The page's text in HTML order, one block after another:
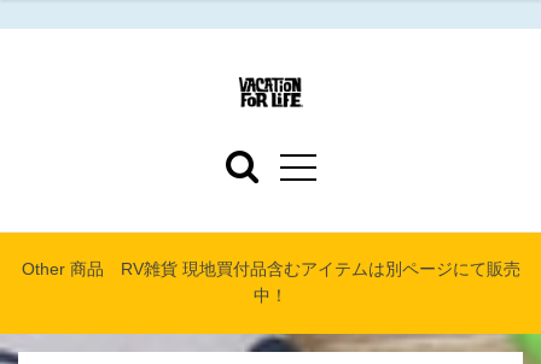
Other 商品 RV雑貨 現地買付品含むアイテムは別ページにて販売
中！